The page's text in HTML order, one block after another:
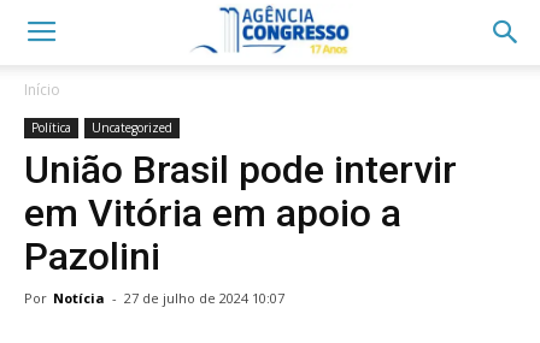
Início
Política Uncategorized
União Brasil pode intervir
em Vitória em apoio a
Pazolini
Por Notícia - 27 de julho de 2024 10:07